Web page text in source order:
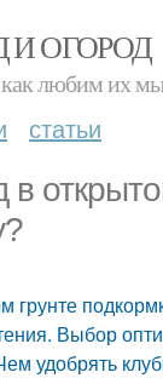
И ОГОРОД
любим их
статьи
в
грунте
Выбор
удобрять